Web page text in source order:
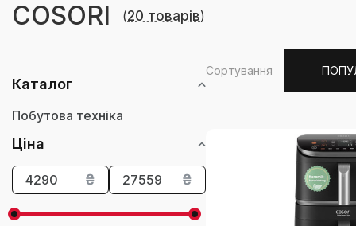
COSORI (20 товарів)
Каталог
Побутова техніка
Ціна
₴ ₴
Сортування